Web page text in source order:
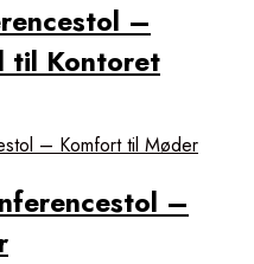
–
til Kontoret
–